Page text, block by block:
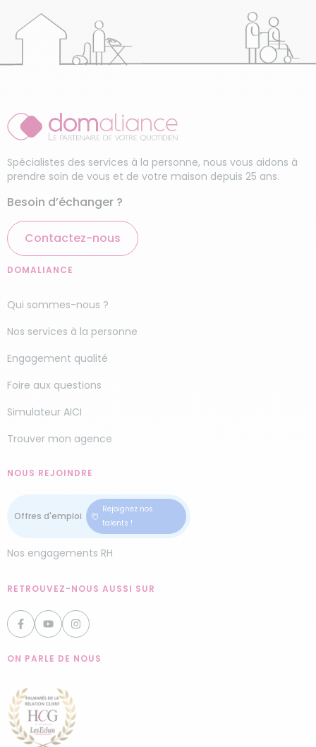
Spécialistes des services à la personne, nous vous aidons à
prendre soin de vous et de votre maison depuis 25 ans.
Besoin d’échanger ?
Contactez-nous
DOMALIANCE
Qui sommes-nous ?
Nos services à la personne
Engagement qualité
Foire aux questions
Simulateur AICI
Trouver mon agence
NOUS REJOINDRE
Rejoignez nos
talents !
Nos engagements RH
RETROUVEZ-NOUS AUSSI SUR
ON PARLE DE NOUS